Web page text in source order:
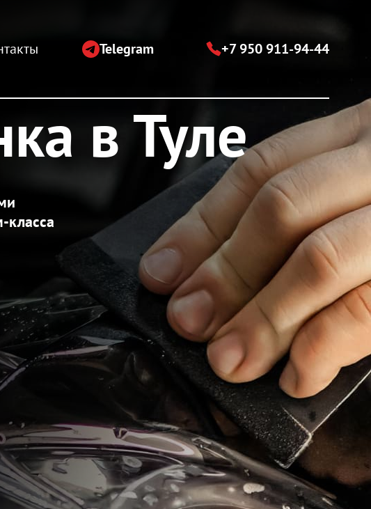
Telegram +7 950 911-94-44
в Туле
класса